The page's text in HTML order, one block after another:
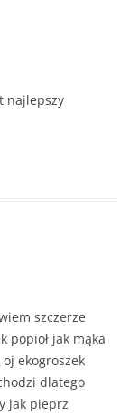
najlepszy
szczerze
popioł jak mąka
ekogroszek
dlatego
jak pieprz